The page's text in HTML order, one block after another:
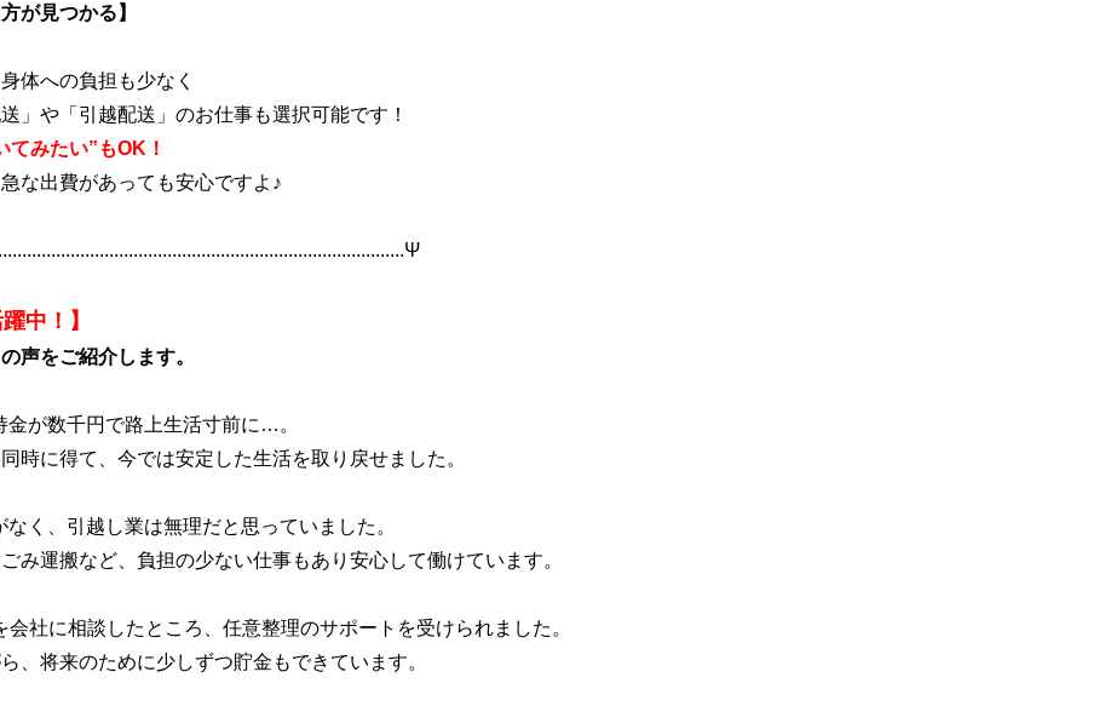
が見つかる】
体への負担も少なく
」や「引越配送」のお仕事も選択可能です！
てみたい”もOK！
な出費があっても安心ですよ♪
中！】
声をご紹介します。
金が数千円で路上生活寸前に…。
時に得て、今では安定した生活を取り戻せました。
なく、引越し業は無理だと思っていました。
み運搬など、負担の少ない仕事もあり安心して働けています。
会社に相談したところ、任意整理のサポートを受けられました。
、将来のために少しずつ貯金もできています。